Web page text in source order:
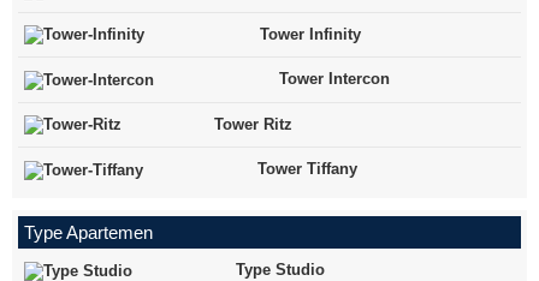
Tower Infinity
Tower Intercon
Tower Ritz
Tower Tiffany
Type Apartemen
Type Studio